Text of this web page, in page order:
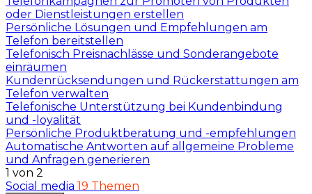
oder Dienstleistungen erstellen
Persönliche Lösungen und Empfehlungen am
Telefon bereitstellen
Telefonisch Preisnachlässe und Sonderangebote
einräumen
Kundenrücksendungen und Rückerstattungen am
Telefon verwalten
Telefonische Unterstützung bei Kundenbindung
und -loyalität
Persönliche Produktberatung und -empfehlungen
Automatische Antworten auf allgemeine Probleme
und Anfragen generieren
1 von 2
Social media 19 Themen